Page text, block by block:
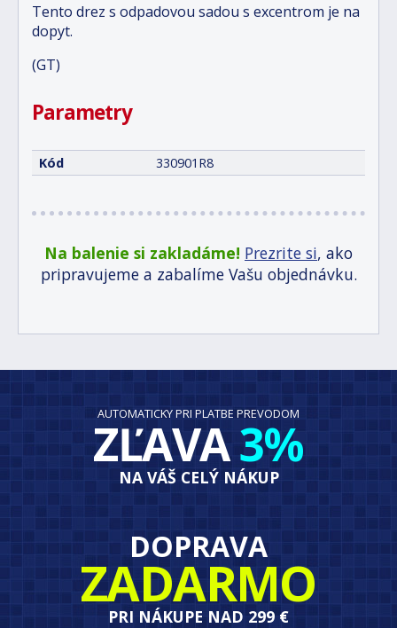
Tento drez s odpadovou sadou s excentrom je na
dopyt.
(GT)
Parametry
Kód 330901R8
Na balenie si zakladáme! Prezrite si, ako
pripravujeme a zabalíme Vašu objednávku.
AUTOMATICKY PRI PLATBE PREVODOM
ZĽAVA3%
NA VÁŠ CELÝ NÁKUP
DOPRAVA
ZADARMO
PRI NÁKUPE NAD 299 €